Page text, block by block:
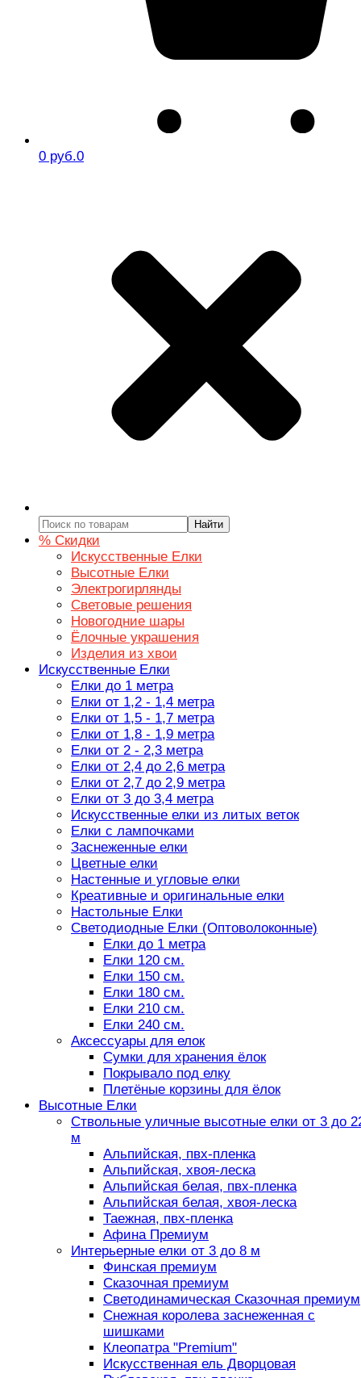
0 руб.0
Найти
% Скидки
Искусственные Елки
Высотные Елки
Электрогирлянды
Световые решения
Новогодние шары
Ёлочные украшения
Изделия из хвои
Искусственные Елки
Елки до 1 метра
Елки от 1,2 - 1,4 метра
Елки от 1,5 - 1,7 метра
Елки от 1,8 - 1,9 метра
Елки от 2 - 2,3 метра
Елки от 2,4 до 2,6 метра
Елки от 2,7 до 2,9 метра
Елки от 3 до 3,4 метра
Искусственные елки из литых веток
Елки с лампочками
Заснеженные елки
Цветные елки
Настенные и угловые елки
Креативные и оригинальные елки
Настольные Елки
Светодиодные Елки (Оптоволоконные)
Елки до 1 метра
Елки 120 см.
Елки 150 см.
Елки 180 см.
Елки 210 см.
Елки 240 см.
Аксессуары для елок
Сумки для хранения ёлок
Покрывало под елку
Плетёные корзины для ёлок
Высотные Елки
Ствольные уличные высотные елки от 3 до
м
Альпийская, пвх-пленка
Альпийская, хвоя-леска
Альпийская белая, пвх-пленка
Альпийская белая, хвоя-леска
Таежная, пвх-пленка
Афина Премиум
Интерьерные елки от 3 до 8 м
Финская премиум
Сказочная премиум
Светодинамическая Сказочная премиум
Снежная королева заснеженная с
шишками
Клеопатра "Premium"
Искусственная ель Дворцовая